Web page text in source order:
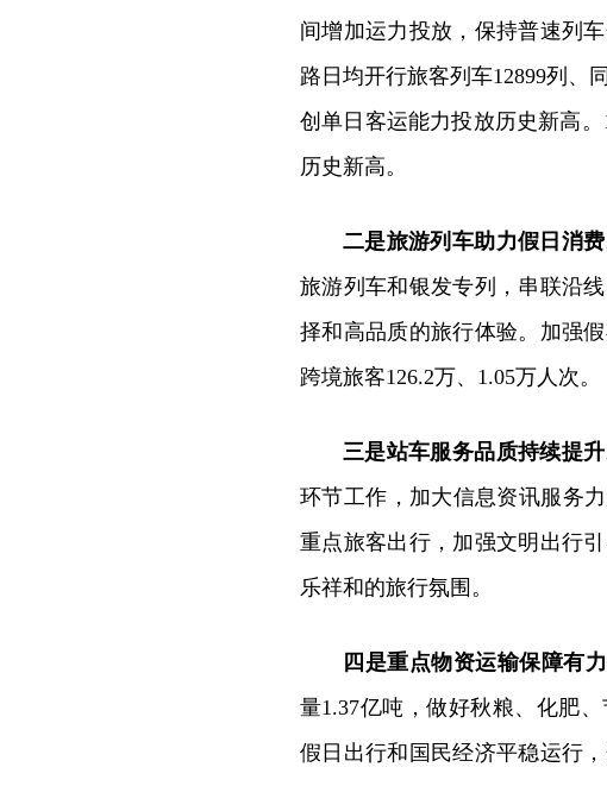
间增加运力投放，保持普速列
路日均开行旅客列车12899列、
创单日客运能力投放历史新高
历史新高。
二是旅游列车助力假日消费
旅游列车和银发专列，串联沿
择和高品质的旅行体验。加强
跨境旅客126.2万、1.05万人次。
三是站车服务品质持续提升
环节工作，加大信息资讯服务
重点旅客出行，加强文明出行
乐祥和的旅行氛围。
四是重点物资运输保障有力
量1.37亿吨，做好秋粮、化肥
假日出行和国民经济平稳运行